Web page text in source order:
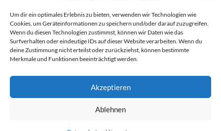
Um dir ein optimales Erlebnis zu bieten, verwenden wir Technologien wie
Cookies, um Geräteinformationen zu speichern und/oder darauf zuzugreifen.
Wenn du diesen Technologien zustimmst, können wir Daten wie das
Surfverhalten oder eindeutige IDs auf dieser Website verarbeiten. Wenn du
deine Zustimmung nicht erteilst oder zurückziehst, können bestimmte
Merkmale und Funktionen beeinträchtigt werden.
Akzeptieren
Ablehnen
SEIT 2016 FÜR LOKALE BELANGE IM MÜNCHNER SÜDEN DA